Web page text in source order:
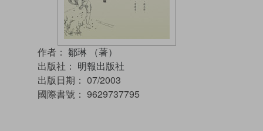
作者： 鄒琳 （著）
出版社： 明報出版社
出版日期： 07/2003
國際書號： 9629737795